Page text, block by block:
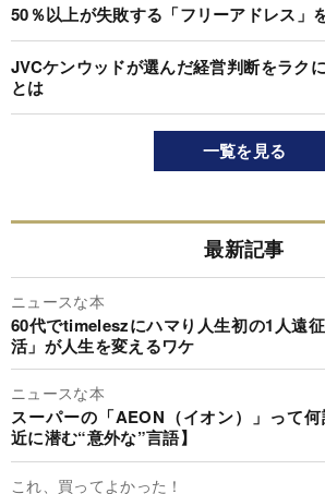
50％以上が失敗する「フリーアドレス」
JVCケンウッドが選んだ経営判断をラク
とは
一覧を見る
最新記事
ニュースな本
60代でtimeleszにハマり人生初の1人遠
活」が人生を変えるワケ
ニュースな本
スーパーの「AEON（イオン）」って
近に潜む“意外な”言語】
これ、買ってよかった！